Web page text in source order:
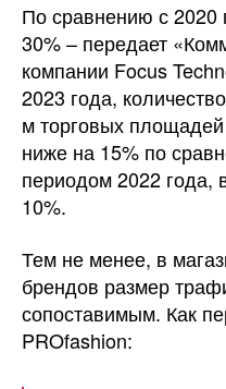
По сравнению с 2020
30% – передает
компании Focus
2023 года,
м торговых
ниже на 15% по
периодом 2022 года,
10%.
Тем не менее, в
брендов размер
сопоставимым. Как
PROfashion: